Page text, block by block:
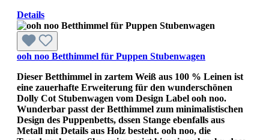
Details
ooh noo Betthimmel für Puppen Stubenwagen
Dieser Betthimmel in zartem Weiß aus 100 % Leinen ist
eine zauerhafte Erweiterung für den wunderschönen
Dolly Cot Stubenwagen vom Design Label ooh noo.
Wunderbar passt der Betthimmel zum minimalistischen
Design des Puppenbetts, dssen Stange ebenfalls aus
Metall mit Details aus Holz besteht. ooh noo, die